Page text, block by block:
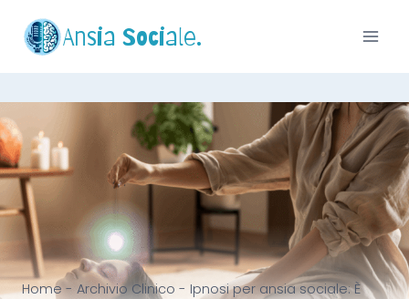
Ansia Sociale.
Home - Archivio Clinico - Ipnosi per ansia sociale: È